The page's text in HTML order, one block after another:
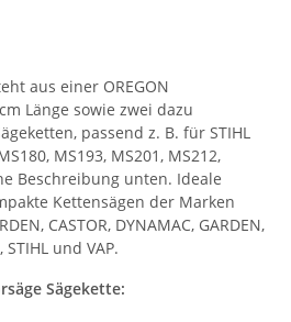
aus einer OREGON
Länge sowie zwei dazu
passend z. B. für STIHL
MS193, MS201, MS212,
Beschreibung unten. Ideale
Kettensägen der Marken
CASTOR, DYNAMAC, GARDEN,
STIHL und VAP.
Sägekette: